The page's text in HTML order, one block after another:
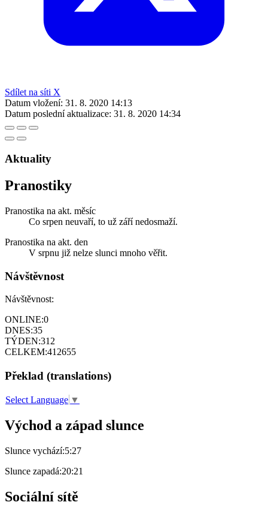
Sdílet na síti X
Datum vložení: 31. 8. 2020 14:13
Datum poslední aktualizace: 31. 8. 2020 14:34
Aktuality
Pranostiky
Pranostika na akt. měsíc
Co srpen neuvaří, to už září nedosmaží.
Pranostika na akt. den
V srpnu již nelze slunci mnoho věřit.
Návštěvnost
Návštěvnost:
ONLINE:0
DNES:35
TÝDEN:312
CELKEM:412655
Překlad (translations)
Select Language ▼
Východ a západ slunce
Slunce vychází:5:27
Slunce zapadá:20:21
Sociální sítě